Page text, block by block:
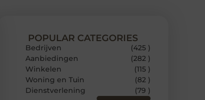
POPULAR CATEGORIES
Bedrijven
(425 )
Aanbiedingen
(282 )
Winkelen
(115 )
Woning en Tuin
(82 )
Dienstverlening
(79 )